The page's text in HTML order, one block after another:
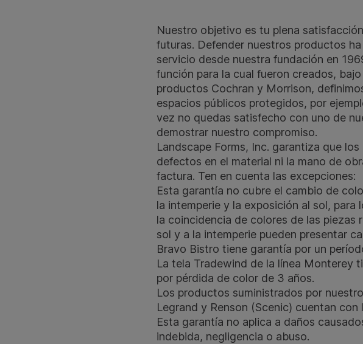
Nuestro objetivo es tu plena
futuras. Defender nuestros productos
servicio desde nuestra fundación en
función para la cual fueron creados,
productos Cochran y Morrison,
espacios públicos protegidos, por
vez no quedas satisfecho con uno de
demostrar nuestro compromiso.
Landscape Forms, Inc. garantiza que
defectos en el material ni la mano de
factura. Ten en cuenta las excepciones:
Esta garantía no cubre el cambio de
la intemperie y la exposición al sol,
la coincidencia de colores de las piezas
sol y a la intemperie pueden presentar
Bravo Bistro tiene garantía por un
La tela Tradewind de la línea Monterey
por pérdida de color de 3 años.
Los productos suministrados por
Legrand y Renson (Scenic)​​​​​​​ cuentan
Esta garantía no aplica a daños
indebida, negligencia o abuso.